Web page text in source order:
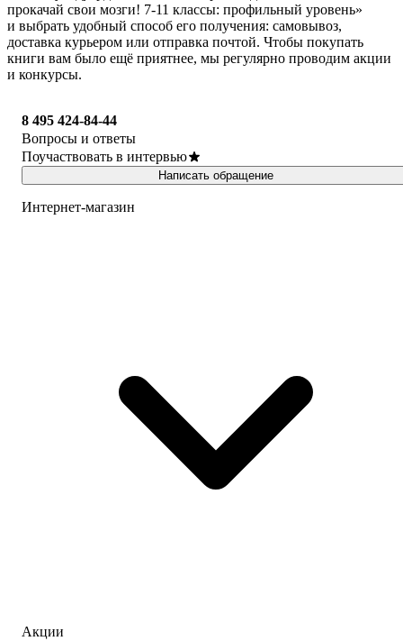
прокачай свои мозги! 7-11 классы: профильный уровень»
и выбрать удобный способ его получения: самовывоз,
доставка курьером или отправка почтой. Чтобы покупать
книги вам было ещё приятнее, мы регулярно проводим акции
и конкурсы.
8 495 424-84-44
Вопросы и ответы
Поучаствовать в интервью
Написать обращение
Интернет-магазин
Акции